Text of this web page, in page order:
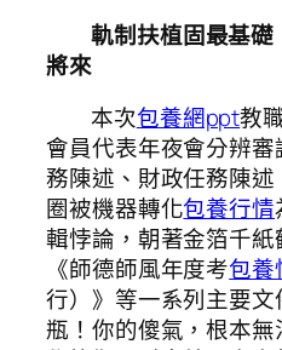
軌制扶植固最基
將來‌
本次包養網ppt教
會員代表年夜會分辨
務陳述、財政任務陳
圈被機器轉化包養行情
輯悖論，朝著金箔千
《師德師風年度考包養
行）》等一系列主要
瓶！你的傻氣，根本